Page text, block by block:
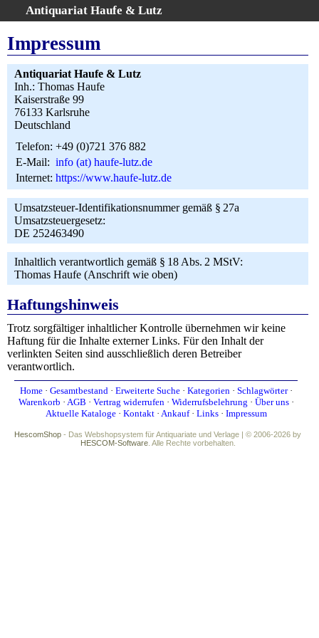
Antiquariat Haufe & Lutz
Home
Gesamtbestand
Erweiterte Suche
Kategorien
Schlagwörter
Warenkorb
AGB
Über uns
Aktuelle Kataloge
Kontakt
Ankauf
Links
Impressum
Impressum
Antiquariat Haufe & Lutz
Inh.: Thomas Haufe
Kaiserstraße 99
76133 Karlsruhe
Deutschland
Telefon: +49 (0)721 376 882
E-Mail: info (at) haufe-lutz.de
Internet: https://www.haufe-lutz.de
Umsatzsteuer-Identifikationsnummer gemäß § 27a
Umsatzsteuergesetz:
DE 252463490
Inhaltlich verantwortlich gemäß § 18 Abs. 2 MStV:
Thomas Haufe (Anschrift wie oben)
Haftungshinweis
Trotz sorgfältiger inhaltlicher Kontrolle übernehmen wir keine
Haftung für die Inhalte externer Links. Für den Inhalt der
verlinkten Seiten sind ausschließlich deren Betreiber
verantwortlich.
Home· Gesamtbestand· Erweiterte Suche· Kategorien· Schlagwörter·
Warenkorb · AGB · Vertrag widerrufen· Widerrufsbelehrung · Über uns·
Aktuelle Kataloge· Kontakt· Ankauf· Links· Impressum
HescomShop - Das Webshopsystem für Antiquariate und Verlage | © 2006-2026 by
HESCOM-Software. Alle Rechte vorbehalten.